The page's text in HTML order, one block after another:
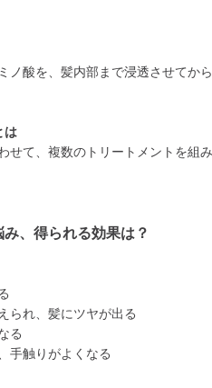
ノ酸を、髪内部まで浸透させてか
は
せて、複数のトリートメントを組
、得られる効果は？
られ、髪にツヤが出る
る
手触りがよくなる